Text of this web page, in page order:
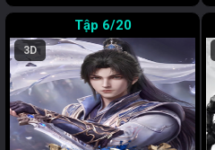
6/20
3D